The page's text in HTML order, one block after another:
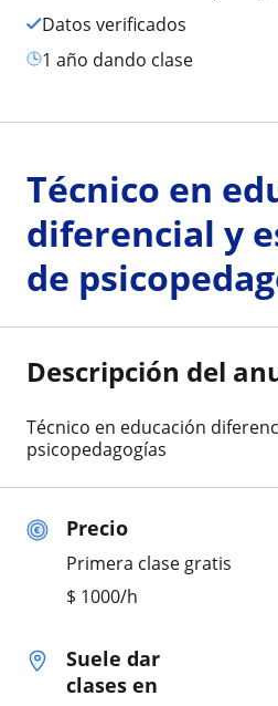
Datos verificados
1 año dando clase
Precio
Primera clase gratis
$ 1000/h
Suele dar
clases en
Técnico en
diferencial y
de
Descripción del
Técnico en educación
psicopedagogías